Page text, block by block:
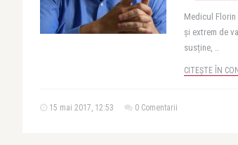
Medicul Florin
și extrem de
susține, ..
CITEȘTE ÎN
15 mai 2017, 12:53 0 Comentarii